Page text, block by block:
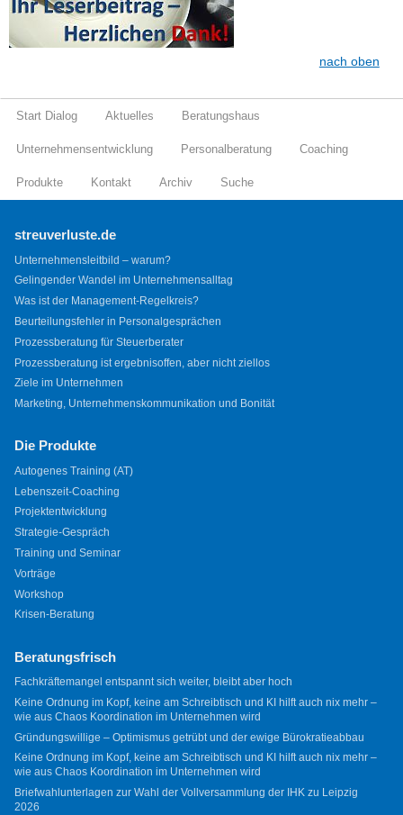
nach oben
Start Dialog Aktuelles Beratungshaus
Unternehmensentwicklung Personalberatung Coaching
Produkte Kontakt Archiv Suche
streuverluste.de
Unternehmensleitbild – warum?
Gelingender Wandel im Unternehmensalltag
Was ist der Management-Regelkreis?
Beurteilungsfehler in Personalgesprächen
Prozessberatung für Steuerberater
Prozessberatung ist ergebnisoffen, aber nicht ziellos
Ziele im Unternehmen
Marketing, Unternehmenskommunikation und Bonität
Die Produkte
Autogenes Training (AT)
Lebenszeit-Coaching
Projektentwicklung
Strategie-Gespräch
Training und Seminar
Vorträge
Workshop
Krisen-Beratung
Beratungsfrisch
Fachkräftemangel entspannt sich weiter, bleibt aber hoch
Keine Ordnung im Kopf, keine am Schreibtisch und KI hilft auch nix mehr –
wie aus Chaos Koordination im Unternehmen wird
Gründungswillige – Optimismus getrübt und der ewige Bürokratieabbau
Keine Ordnung im Kopf, keine am Schreibtisch und KI hilft auch nix mehr –
wie aus Chaos Koordination im Unternehmen wird
Briefwahlunterlagen zur Wahl der Vollversammlung der IHK zu Leipzig
2026